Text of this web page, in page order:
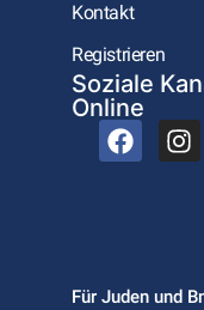
Kontakt
Registrieren
Soziale
Online
Für Juden und